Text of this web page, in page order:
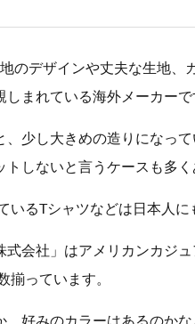
のデザインや丈夫な生地、
まれている海外メーカーで
、少し大きめの造りになっ
しないと言うケースも多く
いるTシャツなどは日本人
式会社」はアメリカンカジ
揃っています。
、好みのカラーはあるのか